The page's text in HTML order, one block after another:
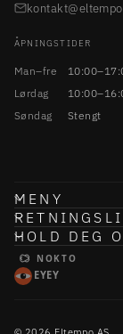
ÅPNINGSTIDER
Man–fre
Lørdag
Søndag
Stengt
MENY
HOLD DEG
NOKTO
EYEY